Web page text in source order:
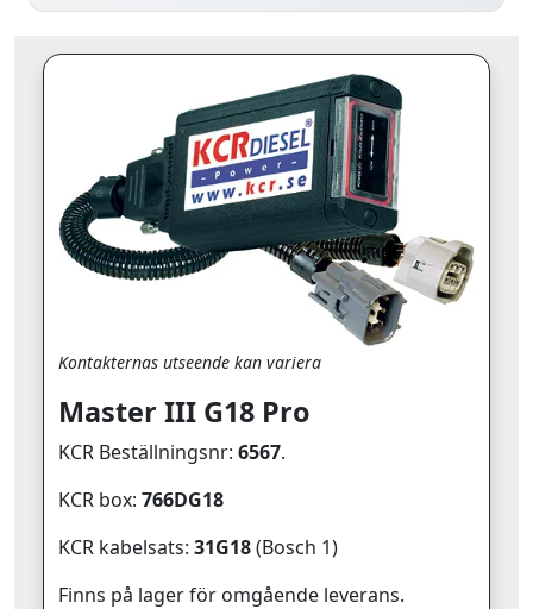
Kontakternas utseende kan variera
Master III G18 Pro
KCR Beställningsnr: 6567.
KCR box: 766DG18
KCR kabelsats: 31G18(Bosch 1)
Finns på lager för omgående leverans.